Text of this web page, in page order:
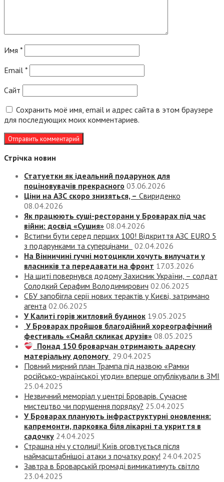
Имя *
Email *
Сайт
Сохранить моё имя, email и адрес сайта в этом браузере
для последующих моих комментариев.
Стрічка новин
Статуетки як ідеальний подарунок для
поціновувачів прекрасного 03.06.2026
Ціни на АЗС скоро знизяться, – Свириденко
08.04.2026
Як працюють суші-ресторани у Броварах під час
війни: досвід «Сушия» 08.04.2026
Встигни бути серед перших 100! Відкриття АЗС EURO 5
з подарунками та суперцінами
02.04.2026
На Вінничині гучні мотоцикли хочуть вилучати у
власників та передавати на фронт 17.03.2026
На щиті повернувся додому Захисник України, – солдат
Солодкий Серафим Володимирович 02.06.2025
СБУ запобігла серії нових терактів у Києві, затримано
агента 02.06.2025
У Калиті горів житловий будинок 19.05.2025
У Броварах пройшов благодійний хореографічний
фестиваль «Смайл скликає друзів» 08.05.2025
Понад 150 броварчан отримають адресну
матеріальну допомогу 29.04.2025
Повний мирний план Трампа під назвою «‎Рамки
російсько-української угоди» вперше опублікували в ЗМІ
25.04.2025
Незвичний меморіал у центрі Броварів. Сучасне
мистецтво чи порушення порядку? 25.04.2025
У Броварах планують інфраструктурні оновлення:
капремонти, парковка біля лікарні та укриття в
садочку 24.04.2025
Страшна ніч у столиці! Київ оговтується після
наймасштабнішої атаки з початку року! 24.04.2025
Завтра в Броварській громаді вимикатимуть світло
23.04.2025